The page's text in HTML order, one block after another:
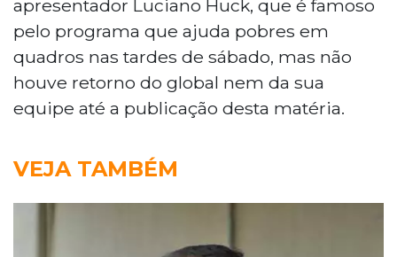
apresentador Luciano Huck, que é famoso
pelo programa que ajuda pobres em
quadros nas tardes de sábado, mas não
houve retorno do global nem da sua
equipe até a publicação desta matéria.
VEJA TAMBÉM